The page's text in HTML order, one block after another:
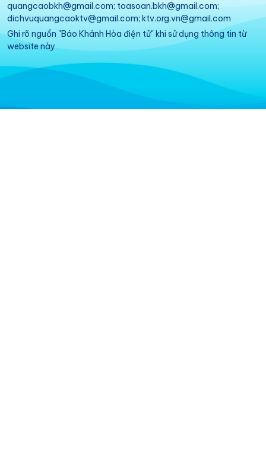
quangcaobkh@gmail.com; toasoan.bkh@gmail.com;
dichvuquangcaoktv@gmail.com; ktv.org.vn@gmail.com
Ghi rõ nguồn "Báo Khánh Hòa điện tử" khi sử dụng thông tin từ
website này